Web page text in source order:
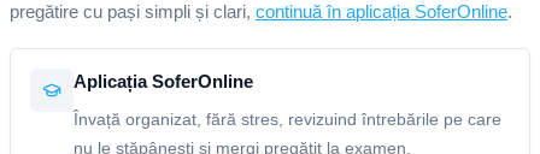
pregătire cu pași simpli și clari, continuă în aplicația SoferOnline.
Aplicația SoferOnline
Învață organizat, fără stres, revizuind întrebările pe care
nu le stăpânești și mergi pregătit la examen.